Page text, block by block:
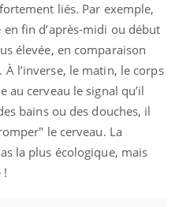
liés. Par exemple,
fin d’après-midi ou début
élevée, en comparaison
l’inverse, le matin, le corps
au cerveau le signal qu’il
bains ou des douches, il
le cerveau. La
la plus écologique, mais
!